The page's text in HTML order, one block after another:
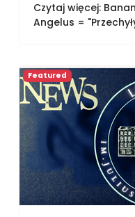
Czytaj więcej:
Angelus =
Featured